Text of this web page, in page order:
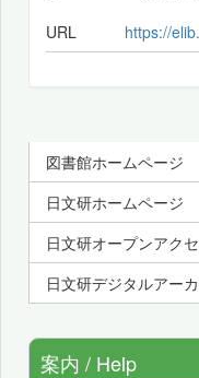
URL https://
図書館ホームページ
日文研ホームページ
日文研オープンアク
日文研デジタルアー
案内 / Help